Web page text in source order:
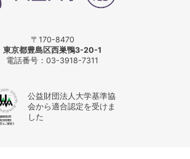
〒170-8470
東京都豊島区西巣鴨3-20-1
電話番号： 03-3918-7311
公益財団法人大学基準協
会から適合認定を受けま
した